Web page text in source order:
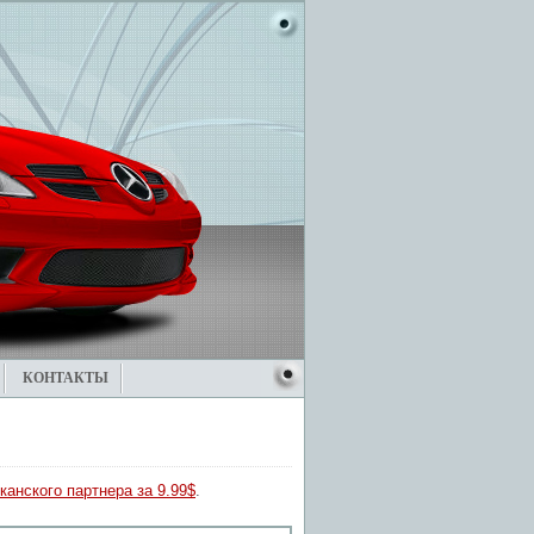
КОНТАКТЫ
партнера за 9.99$.